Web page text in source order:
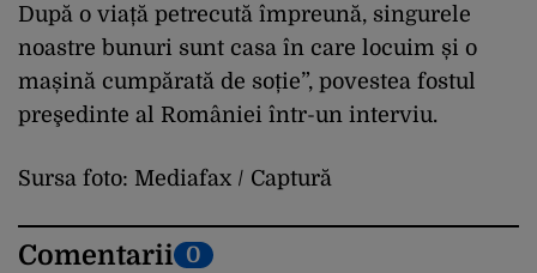
După o viață petrecută împreună, singurele
noastre bunuri sunt casa în care locuim și o
mașină cumpărată de soție”, povestea fostul
preşedinte al României într-un interviu.
Sursa foto: Mediafax / Captură
Comentarii 0